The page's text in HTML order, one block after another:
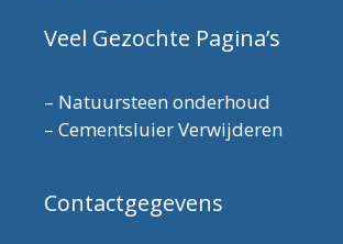
Veel Gezochte Pagina’s
– Natuursteen onderhoud
– Cementsluier Verwijderen
Contactgegevens